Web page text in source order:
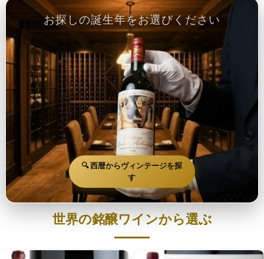
お探しの誕生年をお選びください
🔍 西暦からヴィンテージを探
す
世界の銘醸ワインから選ぶ